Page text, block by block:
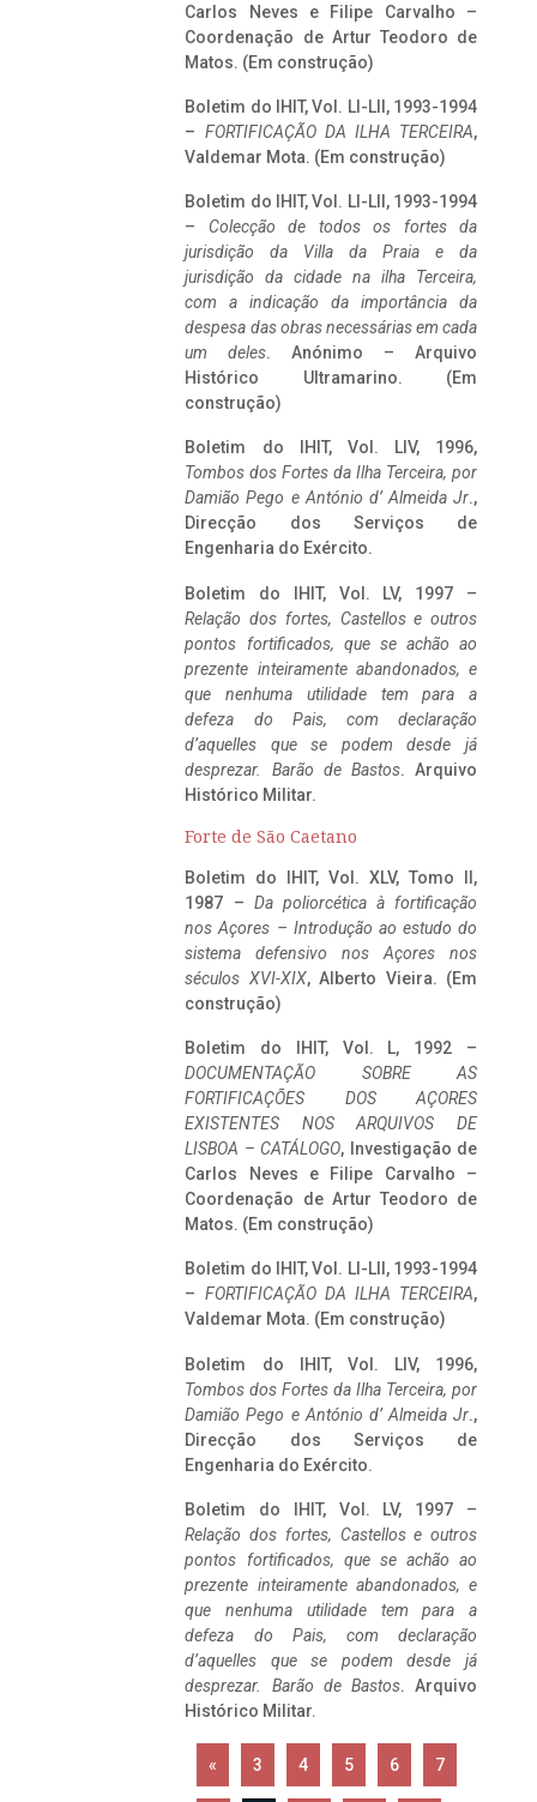
Carlos Neves e Filipe Carvalho –
Coordenação de Artur Teodoro de
Matos. (Em construção)
Boletim do IHIT, Vol. LI-LII, 1993-1994
– FORTIFICAÇÃO DA ILHA TERCEIRA,
Valdemar Mota. (Em construção)
Boletim do IHIT, Vol. LI-LII, 1993-1994
– Colecção de todos os fortes da
jurisdição da Villa da Praia e da
jurisdição da cidade na ilha Terceira,
com a indicação da importância da
despesa das obras necessárias em cada
um deles. Anónimo – Arquivo
Histórico Ultramarino. (Em
construção)
Boletim do IHIT, Vol. LIV, 1996,
Tombos dos Fortes da Ilha Terceira, por
Damião Pego e António d’ Almeida Jr.,
Direcção dos Serviços de
Engenharia do Exército.
Boletim do IHIT, Vol. LV, 1997 –
Relação dos fortes, Castellos e outros
pontos fortificados, que se achão ao
prezente inteiramente abandonados, e
que nenhuma utilidade tem para a
defeza do Pais, com declaração
d’aquelles que se podem desde já
desprezar. Barão de Bastos. Arquivo
Histórico Militar.
Forte de São Caetano
Boletim do IHIT, Vol. XLV, Tomo II,
1987 – Da poliorcética à fortificação
nos Açores – Introdução ao estudo do
sistema defensivo nos Açores nos
séculos XVI-XIX, Alberto Vieira. (Em
construção)
Boletim do IHIT, Vol. L, 1992 –
DOCUMENTAÇÃO SOBRE AS
FORTIFICAÇÕES DOS AÇORES
EXISTENTES NOS ARQUIVOS DE
LISBOA – CATÁLOGO, Investigação de
Carlos Neves e Filipe Carvalho –
Coordenação de Artur Teodoro de
Matos. (Em construção)
Boletim do IHIT, Vol. LI-LII, 1993-1994
– FORTIFICAÇÃO DA ILHA TERCEIRA,
Valdemar Mota. (Em construção)
Boletim do IHIT, Vol. LIV, 1996,
Tombos dos Fortes da Ilha Terceira, por
Damião Pego e António d’ Almeida Jr.,
Direcção dos Serviços de
Engenharia do Exército.
Boletim do IHIT, Vol. LV, 1997 –
Relação dos fortes, Castellos e outros
pontos fortificados, que se achão ao
prezente inteiramente abandonados, e
que nenhuma utilidade tem para a
defeza do Pais, com declaração
d’aquelles que se podem desde já
desprezar. Barão de Bastos. Arquivo
Histórico Militar.
« 3 4 5 6 7